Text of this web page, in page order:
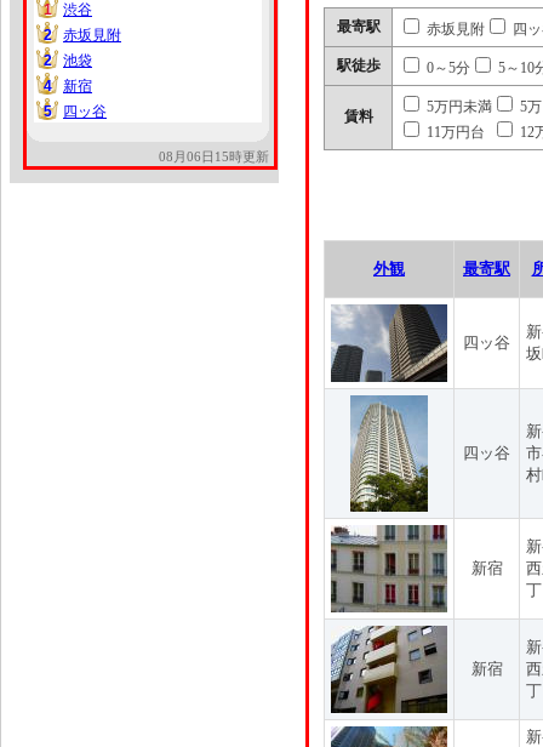
1
1
渋谷
2
2
赤坂見附
2
2
池袋
4
4
新宿
5
5 四ッ谷
08月06日15時更新
最寄駅 赤坂見附 四
駅徒歩 0～5分 5～10
賃料
5万円未満
5
11万円台
12
外観 最寄駅
四ッ谷
四ッ谷
新宿
新宿